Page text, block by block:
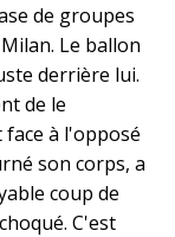
de groupes
Le ballon
derrière lui.
de le
face à l'opposé
son corps, a
coup de
C'est